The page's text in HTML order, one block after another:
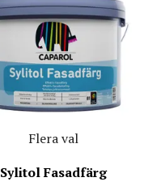
Flera val
Sylitol Fasadfärg